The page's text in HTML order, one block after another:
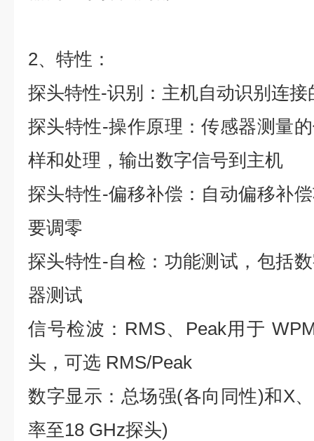
2、特性：
探头特性-识别：主机自动识别连接
探头特性-操作原理：传感器测量
样和处理，输出数字信号到主机
探头特性-偏移补偿：自动偏移补
要调零
探头特性-自检：功能测试，包括
器测试
信号检波：RMS、Peak用于
头，可选 RMS/Peak
数字显示：总场强(各向同性)和X
率至18 GHz探头)